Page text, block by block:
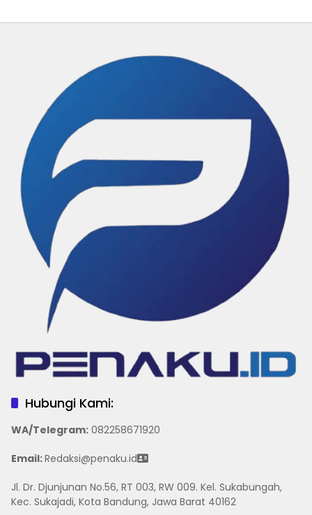
Hubungi Kami:
WA/Telegram: 082258671920
Email:Redaksi@penaku.id
Jl. Dr. Djunjunan No.56, RT 003, RW 009. Kel. Sukabungah,
Kec. Sukajadi, Kota Bandung, Jawa Barat 40162